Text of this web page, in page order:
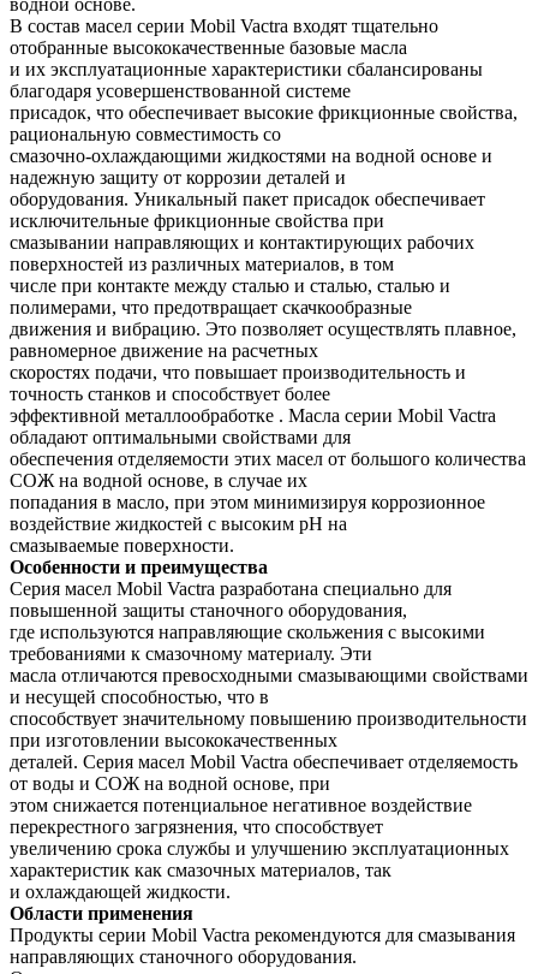
водной основе.
В состав масел серии Mobil Vactra входят тщательно
отобранные высококачественные базовые масла
и их эксплуатационные характеристики сбалансированы
благодаря усовершенствованной системе
присадок, что обеспечивает высокие фрикционные свойства,
рациональную совместимость со
смазочно-охлаждающими жидкостями на водной основе и
надежную защиту от коррозии деталей и
оборудования. Уникальный пакет присадок обеспечивает
исключительные фрикционные свойства при
смазывании направляющих и контактирующих рабочих
поверхностей из различных материалов, в том
числе при контакте между сталью и сталью, сталью и
полимерами, что предотвращает скачкообразные
движения и вибрацию. Это позволяет осуществлять плавное,
равномерное движение на расчетных
скоростях подачи, что повышает производительность и
точность станков и способствует более
эффективной металлообработке . Масла серии Mobil Vactra
обладают оптимальными свойствами для
обеспечения отделяемости этих масел от большого количества
СОЖ на водной основе, в случае их
попадания в масло, при этом минимизируя коррозионное
воздействие жидкостей с высоким pH на
смазываемые поверхности.
Особенности и преимущества
Серия масел Mobil Vactra разработана специально для
повышенной защиты станочного оборудования,
где используются направляющие скольжения с высокими
требованиями к смазочному материалу. Эти
масла отличаются превосходными смазывающими свойствами
и несущей способностью, что в
способствует значительному повышению производительности
при изготовлении высококачественных
деталей. Серия масел Mobil Vactrа обеспечивает отделяемость
от воды и СОЖ на водной основе, при
этом снижается потенциальное негативное воздействие
перекрестного загрязнения, что способствует
увеличению срока службы и улучшению эксплуатационных
характеристик как смазочных материалов, так
и охлаждающей жидкости.
Области применения
Продукты серии Mobil Vactra рекомендуются для смазывания
направляющих станочного оборудования.